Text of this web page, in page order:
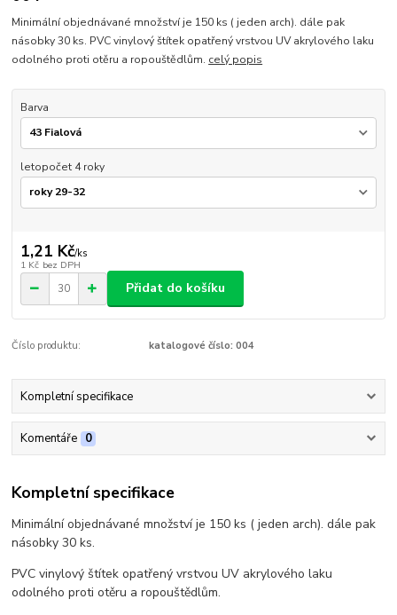
Minimální objednávané množství je 150 ks ( jeden arch). dále pak
násobky 30 ks. PVC vinylový štítek opatřený vrstvou UV akrylového laku
odolného proti otěru a ropouštědlům. celý popis
Barva
letopočet 4 roky
1,21 Kč/ks
1 Kč bez DPH
Přidat do košíku
Číslo produktu: katalogové číslo: 004
Kompletní specifikace
Komentáře 0
Kompletní specifikace
Minimální objednávané množství je 150 ks ( jeden arch). dále pak
násobky 30 ks.
PVC vinylový štítek opatřený vrstvou UV akrylového laku
odolného proti otěru a ropouštědlům.